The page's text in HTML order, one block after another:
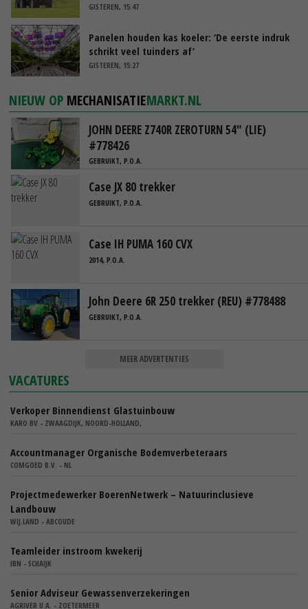
GISTEREN, 15:47
Panelen houden kas koeler: ‘De eerste indruk
schrikt veel tuinders af’
GISTEREN, 15:27
NIEUW OP MECHANISATIEMARKT.NL
JOHN DEERE Z740R ZEROTURN 54" (LIE)
#778426
GEBRUIKT, P.O.A.
Case JX 80 trekker
GEBRUIKT, P.O.A.
Case IH PUMA 160 CVX
2014, P.O.A.
John Deere 6R 250 trekker (REU) #778488
GEBRUIKT, P.O.A.
MEER ADVERTENTIES
VACATURES
Verkoper Binnendienst Glastuinbouw
KARO BV - ZWAAGDIJK, NOORD-HOLLAND,
Accountmanager Organische Bodemverbeteraars
COMGOED B.V. - NL
Projectmedewerker BoerenNetwerk – Natuurinclusieve
Landbouw
WIJ.LAND - ABCOUDE
Teamleider instroom kwekerij
IBN - SCHAIJK
Senior Adviseur Gewassenverzekeringen
AGRIVER U.A. - ZOETERMEER